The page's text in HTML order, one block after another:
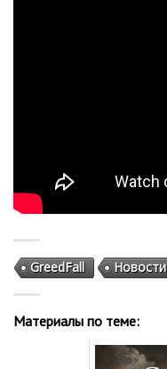
GreedFall Новости
Материалы по теме: